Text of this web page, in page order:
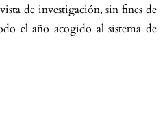
de investigación, sin fines de
el año acogido al sistema de